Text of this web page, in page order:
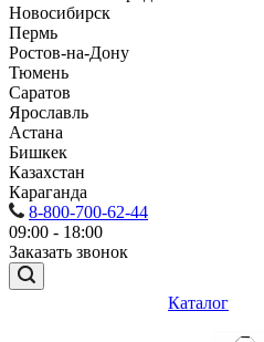
Новосибирск
Пермь
Ростов-на-Дону
Тюмень
Саратов
Ярославль
Астана
Бишкек
Казахстан
Караганда
8-800-700-62-44
09:00 - 18:00
Заказать звонок
Каталог